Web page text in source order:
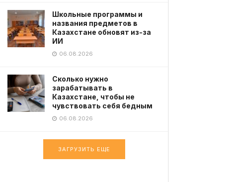
Школьные программы и
названия предметов в
Казахстане обновят из-за
ИИ
06.08.2026
Сколько нужно
зарабатывать в
Казахстане, чтобы не
чувствовать себя бедным
06.08.2026
ЗАГРУЗИТЬ ЕЩЕ